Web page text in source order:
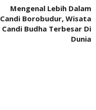
Mengenal Lebih Dalam
Candi Borobudur, Wisata
Candi Budha Terbesar Di
Dunia